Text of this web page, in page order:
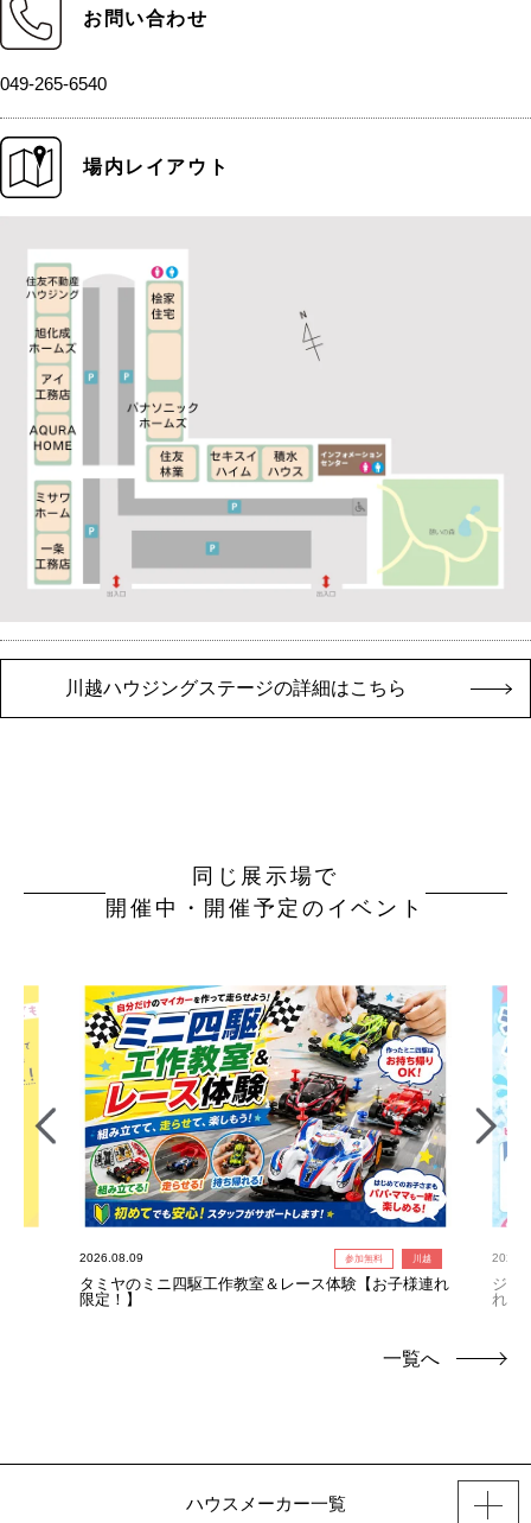
お問い合わせ
049-265-6540
場内レイアウト
川越ハウジングステージの詳細はこちら
同じ展示場で
開催中・開催予定のイベント
2026.08.09 参加無料 川越
タミヤのミニ四駆工作教室＆レース体験【お子様連れ
限定！】
ジャ
れ限
一覧へ
ハウスメーカー一覧